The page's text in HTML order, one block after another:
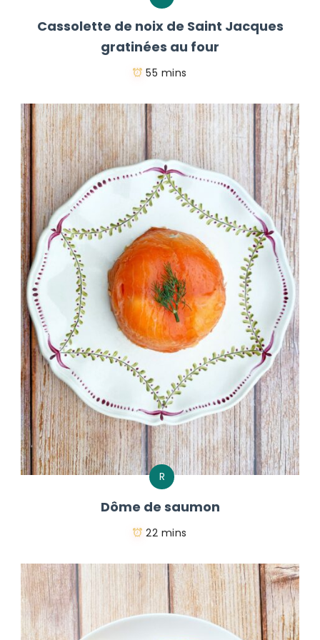
Cassolette de noix de Saint Jacques
gratinées au four
55 mins
R
Dôme de saumon
22 mins